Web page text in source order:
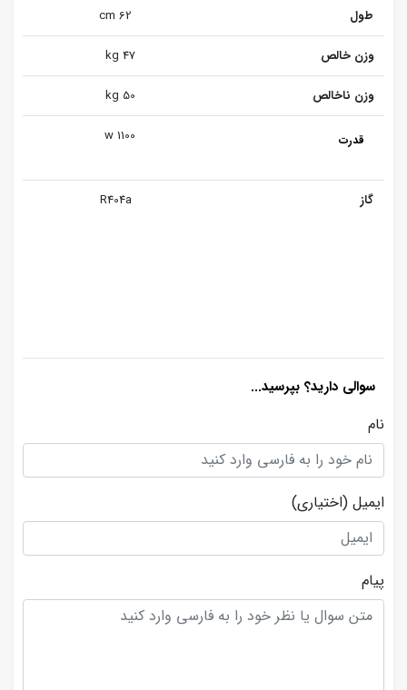
طول
وزن خالص 47 kg
وزن ناخالص 50 kg
قدرت 1100 w
گاز
سوالی دارید؟ بپرسید...
نام
ایمیل (اختیاری)
پیام